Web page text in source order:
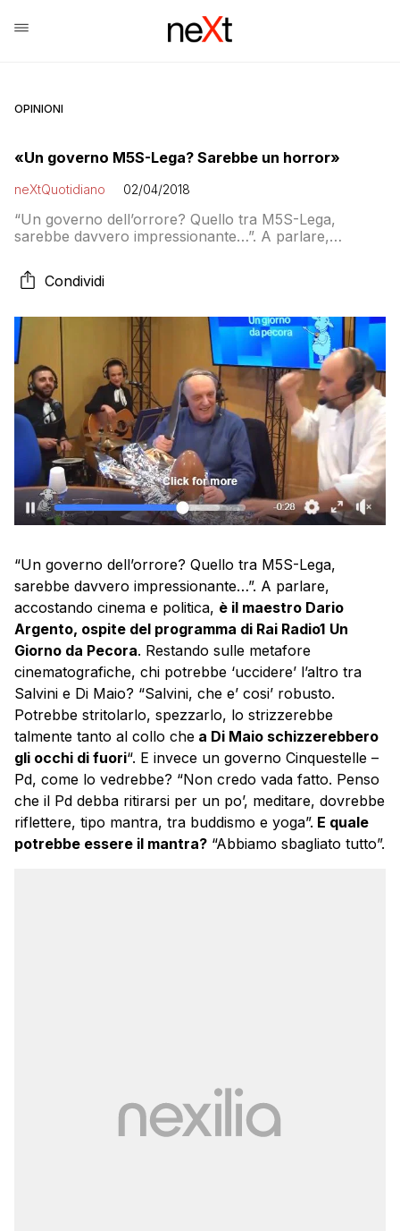
OPINIONI
«Un governo M5S-Lega? Sarebbe un horror»
neXtQuotidiano 02/04/2018
“Un governo dell’orrore? Quello tra M5S-Lega,
sarebbe davvero impressionante…”. A parlare,
Argento, ospite del programma di Rai Radio1 Un
Giorno da Pecora. Restando sulle metafore
Salvini e Di Maio? “Salvini, che e’ cosi’ robusto.
Potrebbe stritolarlo, spezzarlo, lo strizzerebbe
talmente tanto […]
Condividi
“Un governo dell’orrore? Quello tra M5S-Lega,
sarebbe davvero impressionante…”. A parlare,
accostando cinema e politica, è il maestro Dario
Argento, ospite del programma di Rai Radio1 Un
Giorno da Pecora. Restando sulle metafore
cinematografiche, chi potrebbe ‘uccidere’ l’altro tra
Salvini e Di Maio? “Salvini, che e’ cosi’ robusto.
Potrebbe stritolarlo, spezzarlo, lo strizzerebbe
talmente tanto al collo che a Di Maio schizzerebbero
gli occhi di fuori“. E invece un governo Cinquestelle –
Pd, come lo vedrebbe? “Non credo vada fatto. Penso
che il Pd debba ritirarsi per un po’, meditare, dovrebbe
riflettere, tipo mantra, tra buddismo e yoga”. E quale
potrebbe essere il mantra? “Abbiamo sbagliato tutto”.